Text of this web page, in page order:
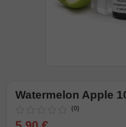
Watermelon Apple
(0)